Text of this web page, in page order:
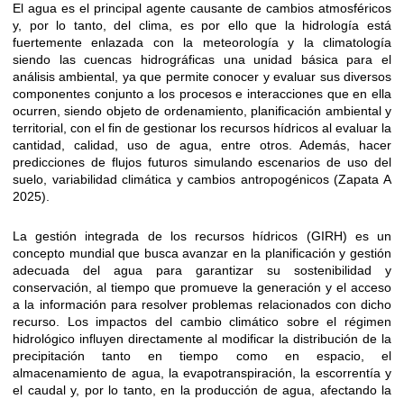
El agua es el principal agente causante de cambios atmosféricos
y, por lo tanto, del clima, es por ello que la hidrología está
fuertemente enlazada con la meteorología y la climatología
siendo las cuencas hidrográficas una unidad básica para el
análisis ambiental, ya que permite conocer y evaluar sus diversos
componentes conjunto a los procesos e interacciones que en ella
ocurren, siendo objeto de ordenamiento, planificación ambiental y
territorial, con el fin de gestionar los recursos hídricos al evaluar la
cantidad, calidad, uso de agua, entre otros. Además, hacer
predicciones de flujos futuros simulando escenarios de uso del
suelo, variabilidad climática y cambios antropogénicos (Zapata A
2025).
La gestión integrada de los recursos hídricos (GIRH) es un
concepto mundial que busca avanzar en la planificación y gestión
adecuada del agua para garantizar su sostenibilidad y
conservación, al tiempo que promueve la generación y el acceso
a la información para resolver problemas relacionados con dicho
recurso. Los impactos del cambio climático sobre el régimen
hidrológico influyen directamente al modificar la distribución de la
precipitación tanto en tiempo como en espacio, el
almacenamiento de agua, la evapotranspiración, la escorrentía y
el caudal y, por lo tanto, en la producción de agua, afectando la